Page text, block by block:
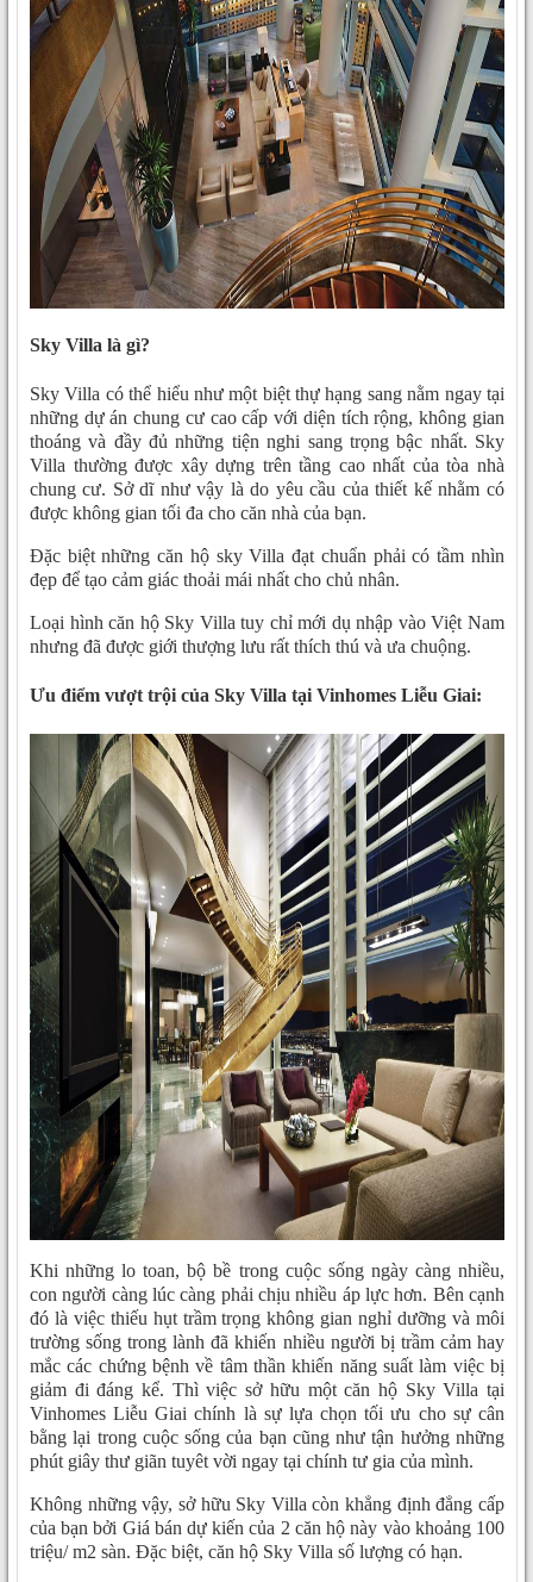
Sky Villa là gì?
Sky Villa có thể hiểu như một biệt thự hạng sang nằm ngay tại
những dự án chung cư cao cấp với diện tích rộng, không gian
thoáng và đầy đủ những tiện nghi sang trọng bậc nhất. Sky
Villa thường được xây dựng trên tầng cao nhất của tòa nhà
chung cư. Sở dĩ như vậy là do yêu cầu của thiết kế nhằm có
được không gian tối đa cho căn nhà của bạn.
Đặc biệt những căn hộ sky Villa đạt chuẩn phải có tầm nhìn
đẹp để tạo cảm giác thoải mái nhất cho chủ nhân.
Loại hình căn hộ Sky Villa tuy chỉ mới dụ nhập vào Việt Nam
nhưng đã được giới thượng lưu rất thích thú và ưa chuộng.
Ưu điểm vượt trội của Sky Villa tại Vinhomes Liễu Giai:
Khi những lo toan, bộ bề trong cuộc sống ngày càng nhiều,
con người càng lúc càng phải chịu nhiều áp lực hơn. Bên cạnh
đó là việc thiếu hụt trầm trọng không gian nghỉ dưỡng và môi
trường sống trong lành đã khiến nhiều người bị trầm cảm hay
mắc các chứng bệnh về tâm thần khiến năng suất làm việc bị
giảm đi đáng kể. Thì việc sở hữu một căn hộ Sky Villa tại
Vinhomes Liễu Giai chính là sự lựa chọn tối ưu cho sự cân
bằng lại trong cuộc sống của bạn cũng như tận hưởng những
phút giây thư giãn tuyêt vời ngay tại chính tư gia của mình.
Không những vậy, sở hữu Sky Villa còn khẳng định đẳng cấp
của bạn bởi Giá bán dự kiến của 2 căn hộ này vào khoảng 100
triệu/ m2 sàn. Đặc biệt, căn hộ Sky Villa số lượng có hạn.